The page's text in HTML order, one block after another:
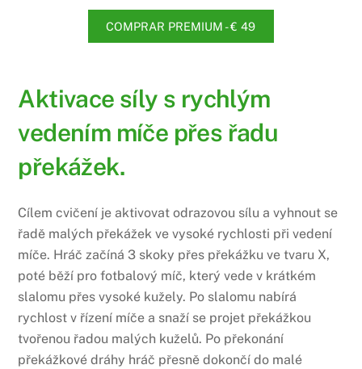
COMPRAR PREMIUM - € 49
Aktivace síly s rychlým
vedením míče přes řadu
překážek.
Cílem cvičení je aktivovat odrazovou sílu a vyhnout se
řadě malých překážek ve vysoké rychlosti při vedení
míče. Hráč začíná 3 skoky přes překážku ve tvaru X,
poté běží pro fotbalový míč, který vede v krátkém
slalomu přes vysoké kužely. Po slalomu nabírá
rychlost v řízení míče a snaží se projet překážkou
tvořenou řadou malých kuželů. Po překonání
překážkové dráhy hráč přesně dokončí do malé